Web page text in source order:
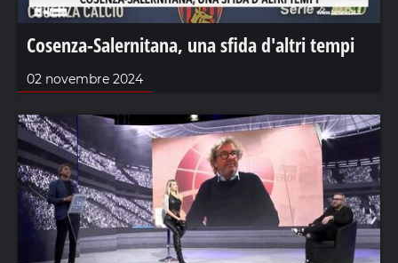
Cosenza-Salernitana, una sfida d'altri tempi
02 novembre 2024